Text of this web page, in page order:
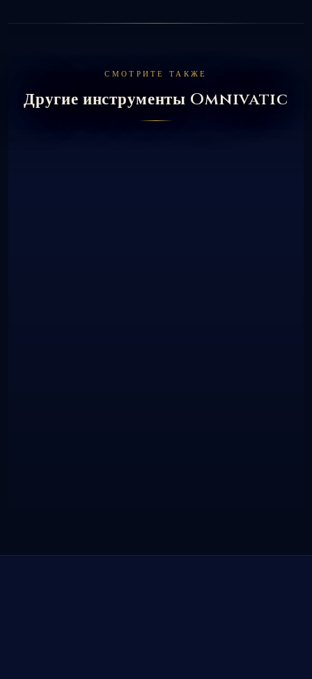
СМОТРИТЕ ТАКЖЕ
Другие инструменты Omnivatic